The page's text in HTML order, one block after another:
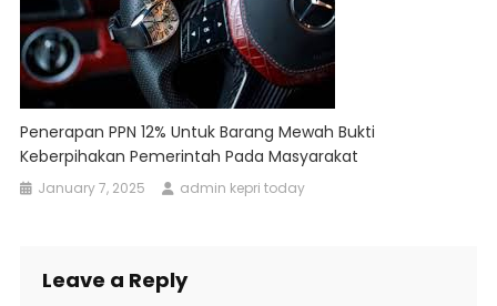
Penerapan PPN 12% Untuk Barang Mewah Bukti
Keberpihakan Pemerintah Pada Masyarakat
January 7, 2025 admin kepri today
Leave a Reply